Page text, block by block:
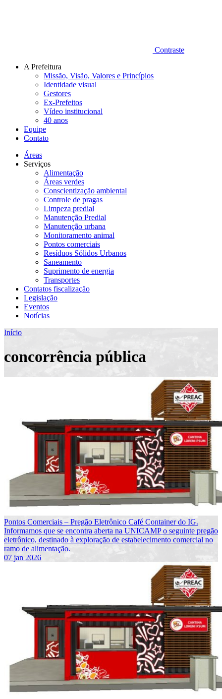
Contraste
A Prefeitura
Missão, Visão, Valores e Princípios
Identidade visual
Gestores
Ex-Prefeitos
Vídeo institucional
40 anos
Equipe
Contato
Áreas
Serviços
Alimentação
Áreas verdes
Conscientização ambiental
Controle de pragas
Limpeza predial
Manutenção Predial
Manutenção urbana
Monitoramento animal
Pontos comerciais
Resíduos Sólidos Urbanos
Saneamento
Suprimento de energia
Transportes
Contatos fiscalização
Legislação
Eventos
Notícias
Início
concorrência pública
Pontos Comerciais – Pregão Eletrônico Café Container do IG.
Informamos que se encontra aberta na UNICAMP o seguinte pregão
eletrônico, destinado à exploração de estabelecimento comercial no
ramo de alimentação.
07 jan 2026